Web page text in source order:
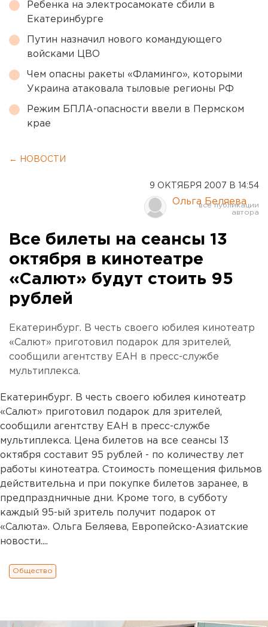
Ребенка на электросамокате сбили в
Екатеринбурге
Путин назначил нового командующего
войсками ЦВО
Чем опасны ракеты «Фламинго», которыми
Украина атаковала тыловые регионы РФ
Режим БПЛА-опасности ввели в Пермском
крае
← НОВОСТИ
9 ОКТЯБРЯ 2007 В 14:54
Ольга Беляева
Все билеты на сеансы 13
октября в кинотеатре
«Салют» будут стоить 95
рублей
Екатеринбург. В честь своего юбилея кинотеатр
«Салют» приготовил подарок для зрителей,
сообщили агентству ЕАН в пресс-службе
мультиплекса.
Екатеринбург. В честь своего юбилея кинотеатр
«Салют» приготовил подарок для зрителей,
сообщили агентству ЕАН в пресс-службе
мультиплекса. Цена билетов на все сеансы 13
октября составит 95 рублей - по количеству лет
работы кинотеатра. Стоимость помещения фильмов
действительна и при покупке билетов заранее, в
предпраздничные дни. Кроме того, в субботу
каждый 95-ый зритель получит подарок от
«Салюта». Ольга Беляева, Европейско-Азиатские
новости....
Общество